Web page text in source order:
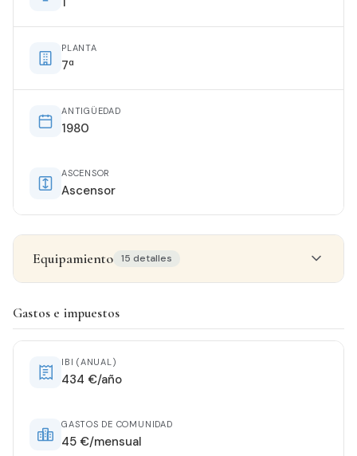
PLANTA
7ª
ANTIGÜEDAD
1980
ASCENSOR
Ascensor
Equipamiento 15 detalles
ESTADO
De origen
Sureste
Gastos e impuestos
IBI (ANUAL)
434 €/año
GASTOS DE COMUNIDAD
45 €/mensual